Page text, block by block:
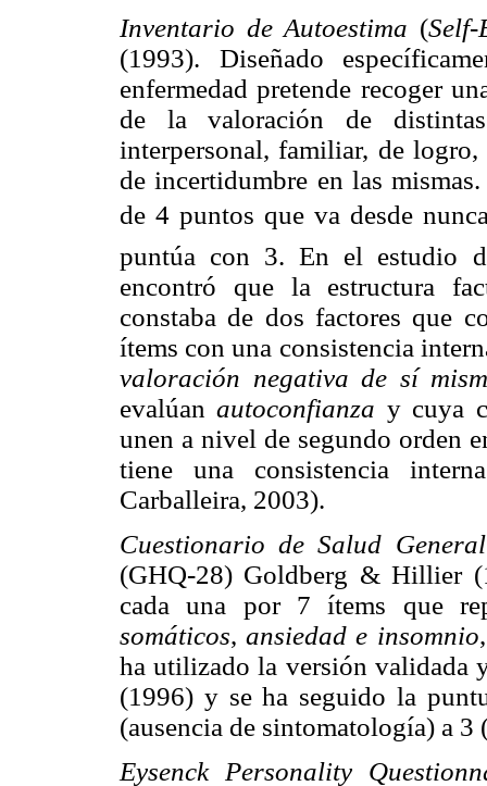
Inventario de Autoestima (Self-
(1993). Diseñado
enfermedad pretende recoger
de la valoración de
interpersonal, familiar, de
de incertidumbre en las
de 4 puntos que va desde
puntúa con 3. En el estudio
encontró que la estructura
constaba de dos factores que
ítems con una consistencia
valoración negativa de sí
evalúanautoconfianza y cuya
unen a nivel de segundo orden
tiene una consistencia
Carballeira, 2003).
Cuestionario de Salud
(GHQ-28) Goldberg & Hillier
cada una por 7 ítems que
somáticos,ansiedad e insomnio
ha utilizado la versión validada
(1996) y se ha seguido la
(ausencia de sintomatología) a 3
Eysenck Personality